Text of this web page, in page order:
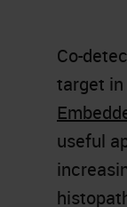
Co-
target in
useful